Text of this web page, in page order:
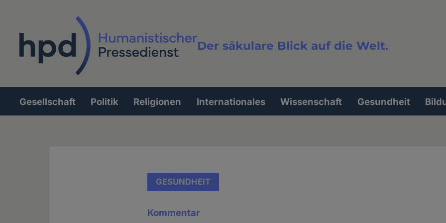
Der säkulare Blick auf die Welt.
Volltextsuche
Hauptnavigation
Gesellschaft Politik Religionen Internationales Wissenschaft Gesundheit
GESUNDHEIT
Kommentar